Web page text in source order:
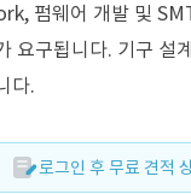
펌웨어 개발 및
요구됩니다. 기구 설
다.
로그인 후 무료 견적